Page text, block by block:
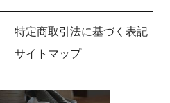
特定商取引法に基づく表記
サイトマップ